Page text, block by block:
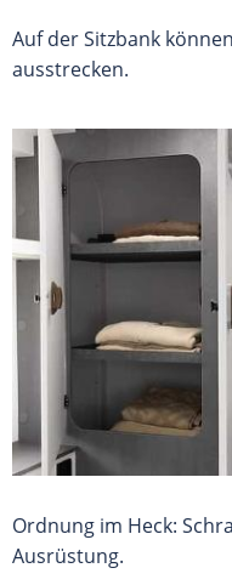
Auf der Sitzbank
ausstrecken.
Ordnung im Heck:
Ausrüstung.